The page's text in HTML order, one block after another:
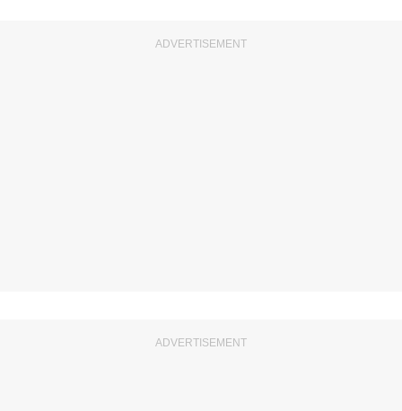
ADVERTISEMENT
ADVERTISEMENT